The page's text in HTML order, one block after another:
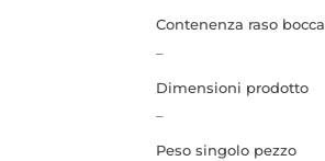
Contenenza raso bocca
–
Dimensioni prodotto
–
Peso singolo pezzo